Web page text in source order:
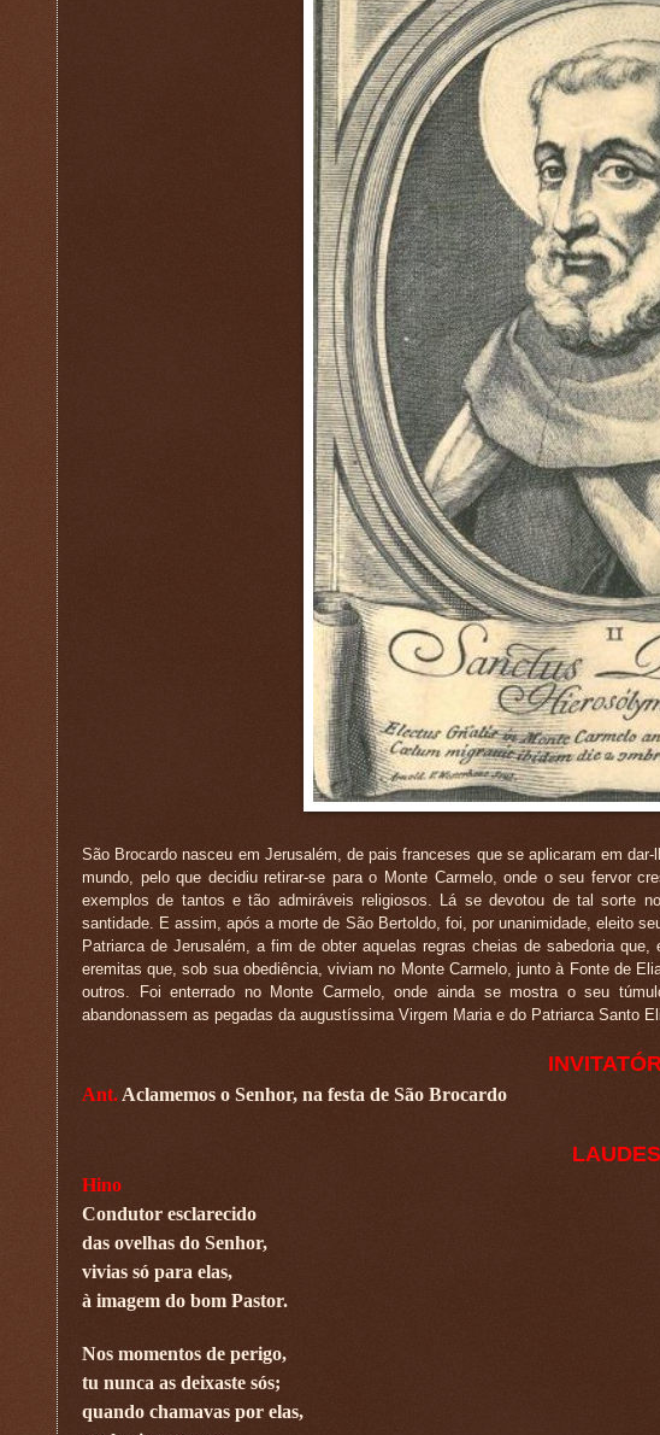
São Brocardo nasceu em Jerusalém, de pais franceses que se aplicaram em
mundo, pelo que decidiu retirar-se para o Monte Carmelo, onde o seu fervor
exemplos de tantos e tão admiráveis religiosos. Lá se devotou de tal sorte
santidade. E assim, após a morte de São Bertoldo, foi, por unanimidade, eleito
Patriarca de Jerusalém, a fim de obter aquelas regras cheias de sabedoria
eremitas que, sob sua obediência, viviam no Monte Carmelo, junto à Fonte de
outros. Foi enterrado no Monte Carmelo, onde ainda se mostra o seu
abandonassem as pegadas da augustíssima Virgem Maria e do Patriarca Santo
Ant. Aclamemos o Senhor, na festa de São Brocardo
LAUDES
Hino
Condutor esclarecido
das ovelhas do Senhor,
vivias só para elas,
à imagem do bom Pastor.
Nos momentos de perigo,
tu nunca as deixaste sós;
quando chamavas por elas,